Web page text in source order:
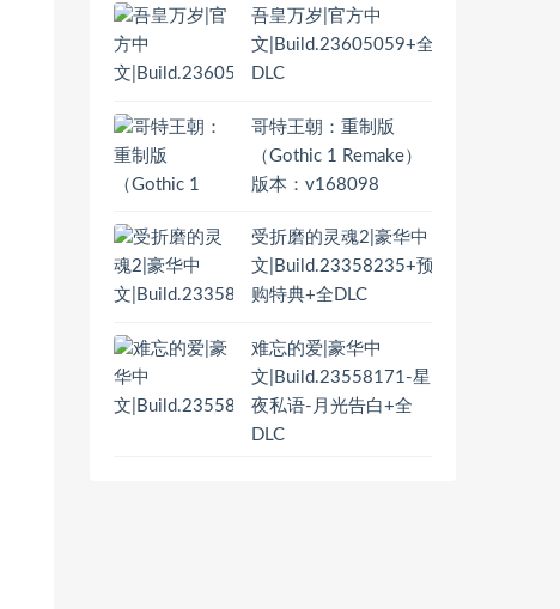
吾皇万岁|官方中
文|Build.23605059+全
DLC
哥特王朝：重制版
（Gothic 1 Remake）
版本：v168098
受折磨的灵魂2|豪华中
文|Build.23358235+预
购特典+全DLC
难忘的爱|豪华中
文|Build.23558171-星
夜私语-月光告白+全
DLC